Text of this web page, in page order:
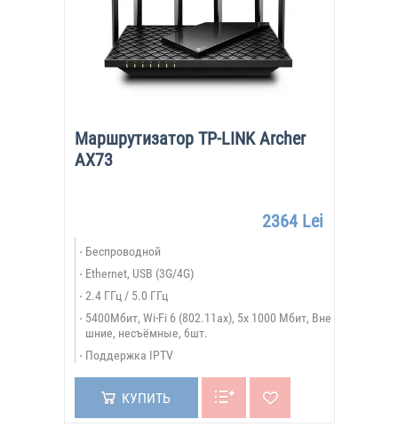
Маршрутизатор TP-LINK Archer
AX73
2364 Lei
Беспроводной
Ethernet, USB (3G/4G)
2.4 ГГц / 5.0 ГГц
5400Мбит, Wi-Fi 6 (802.11ax), 5х 1000 Мбит, Вне
шние, несъёмные, 6шт.
Поддержка IPTV
КУПИТЬ